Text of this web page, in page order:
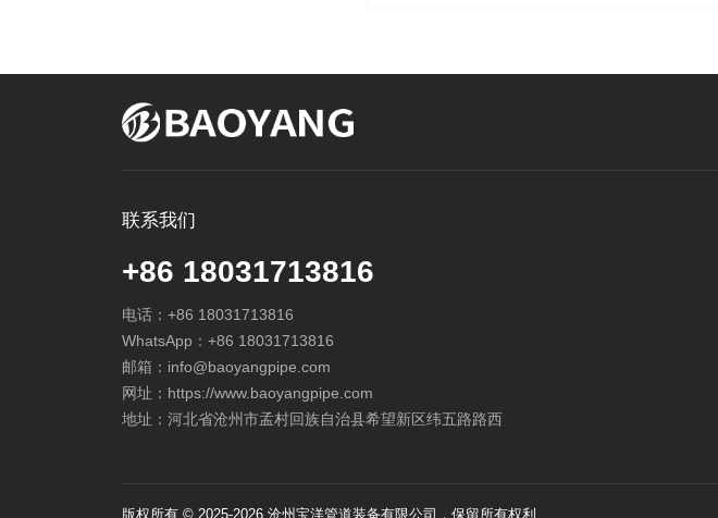
联系我们
+86 18031713816
电话： +86 18031713816
WhatsApp： +86 18031713816
邮箱： info@baoyangpipe.com
网址：https://www.baoyangpipe.com
地址：河北省沧州市孟村回族自治县希望新区纬五路路西
版权所有 © 2025-2026 沧州宝洋管道装备有限公司，保留所有权利